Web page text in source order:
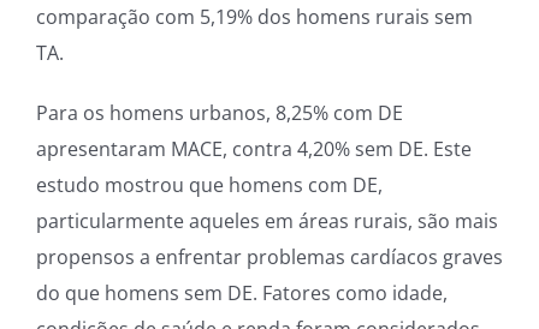
comparação com 5,19% dos homens rurais sem
TA.
Para os homens urbanos, 8,25% com DE
apresentaram MACE, contra 4,20% sem DE. Este
estudo mostrou que homens com DE,
particularmente aqueles em áreas rurais, são mais
propensos a enfrentar problemas cardíacos graves
do que homens sem DE. Fatores como idade,